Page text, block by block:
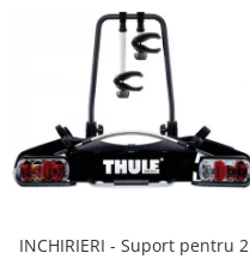
INCHIRIERI - Suport pentru 2